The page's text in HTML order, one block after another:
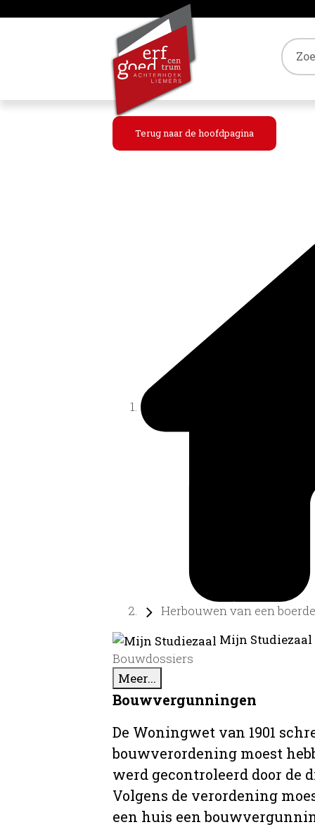
Terug naar de hoofdpagina
Herbouwen van een
Mijn
Bouwdossiers
Meer...
Bouwvergunningen
De Woningwet van 1901
bouwverordening moest
werd gecontroleerd door de
Volgens de verordening
een huis een